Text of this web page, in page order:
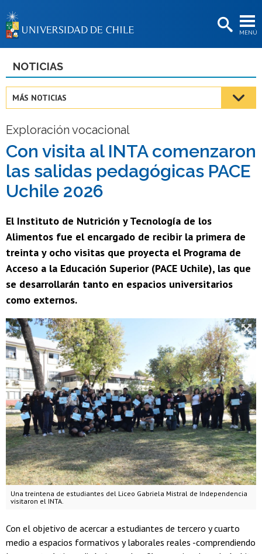
MENÚ
BIBLIOTECAS
Estudiantes
Académicas/os
Funcionarias/os
Egresadas/os
NOTICIAS
MÁS NOTICIAS
Exploración vocacional
Con visita al INTA comenzaron
las salidas pedagógicas PACE
Uchile 2026
El Instituto de Nutrición y Tecnología de los
Alimentos fue el encargado de recibir la primera de
treinta y ocho visitas que proyecta el Programa de
Acceso a la Educación Superior (PACE Uchile), las que
se desarrollarán tanto en espacios universitarios
como externos.
Una treintena de estudiantes del Liceo Gabriela Mistral de Independencia
visitaron el INTA.
Con el objetivo de acercar a estudiantes de tercero y cuarto
medio a espacios formativos y laborales reales -comprendiendo